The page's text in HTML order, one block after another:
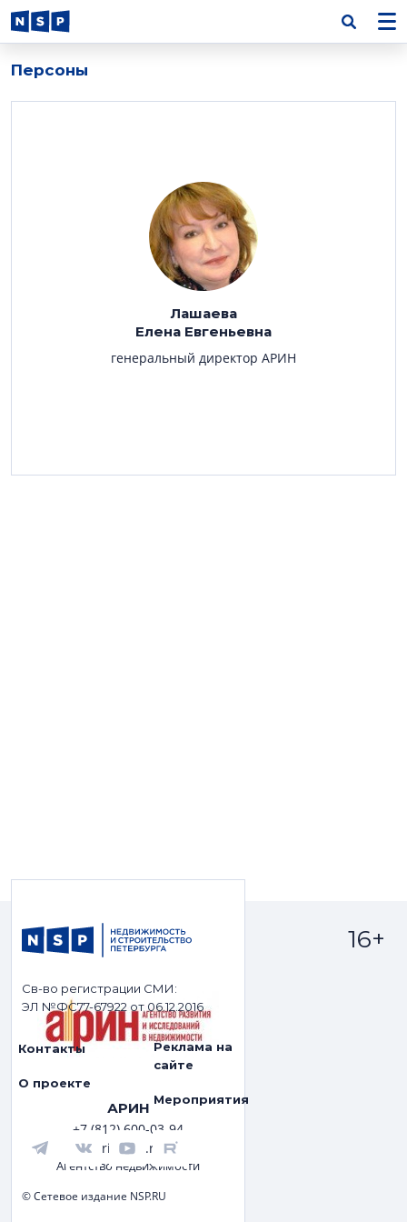
Персоны
Лашаева
Елена Евгеньевна
генеральный директор АРИН
АРИН
+7 (812) 600-03-94
arin.spb.ru
Агентство недвижимости
Св-во регистрации СМИ:
ЭЛ №ФС77-67922 от 06.12.2016
16+
Контакты
О проекте
Реклама на
сайте
Мероприятия
© Сетевое издание NSP.RU